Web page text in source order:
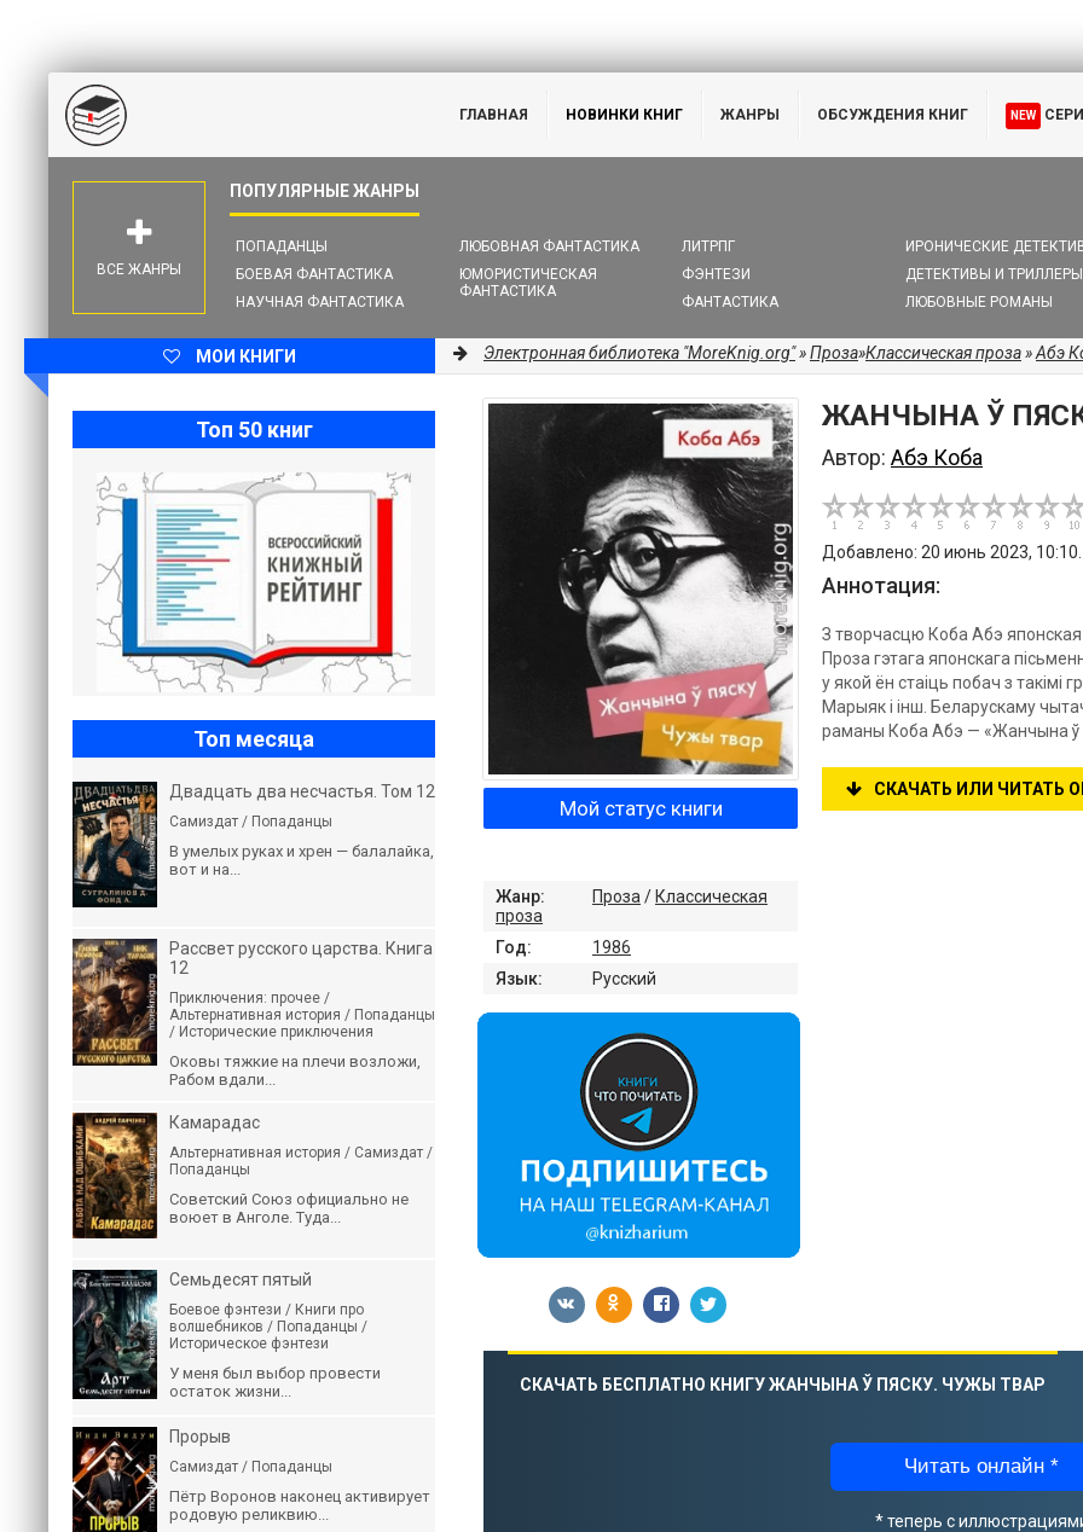
ГЛАВНАЯ НОВИНКИ КНИГ ЖАНРЫ ОБСУЖДЕНИЯ КНИГ NEW
ПОПАДАНЦЫ
БОЕВАЯ ФАНТАСТИКА
НАУЧНАЯ ФАНТАСТИКА
ЛЮБОВНАЯ ФАНТАСТИКА
ЮМОРИСТИЧЕСКАЯ
ФАНТАСТИКА
ЛИТРПГ
ФЭНТЕЗИ
ФАНТАСТИКА
ИРОНИЧЕСКИЕ
ДЕТЕКТИВЫ И ТРИЛЛЕРЫ
ЛЮБОВНЫЕ РОМАНЫ
ВСЕ ЖАНРЫ
МОИ КНИГИ Электронная библиотека "MoreKnig.org"»Проза»Классическая проза»Абэ
ЖАНЧЫНА Ў
Автор: Абэ Коба
Добавлено: 20 июнь 2023,
Аннотация:
З творчасцю Коба Абэ
Проза гэтага японскага
у якой ён стаіць побач з такімі
Марыяк і інш. Беларускаму
раманы Коба Абэ — «Жанчына ў
СКАЧАТЬ ИЛИ ЧИТАТЬ
Мой статус книги
Жанр: Проза/ Классическая
проза
Год:
1986
Язык:
Русский
СКАЧАТЬ БЕСПЛАТНО КНИГУ ЖАНЧЫНА Ў ПЯСКУ. ЧУЖЫ ТВАР
Читать онлайн *
* теперь с
Топ 50 книг
Топ месяца
Двадцать два несчастья. Том 12
Самиздат / Попаданцы
В умелых руках и хрен — балалайка,
вот и на...
Рассвет русского царства. Книга
12
Приключения: прочее /
Альтернативная история / Попаданцы
/ Исторические приключения
Оковы тяжкие на плечи возложи,
Рабом вдали...
Камарадас
Альтернативная история / Самиздат /
Попаданцы
Советский Союз официально не
воюет в Анголе. Туда...
Семьдесят пятый
Боевое фэнтези / Книги про
волшебников / Попаданцы /
Историческое фэнтези
У меня был выбор провести
остаток жизни...
Прорыв
Самиздат / Попаданцы
Пётр Воронов наконец активирует
родовую реликвию...